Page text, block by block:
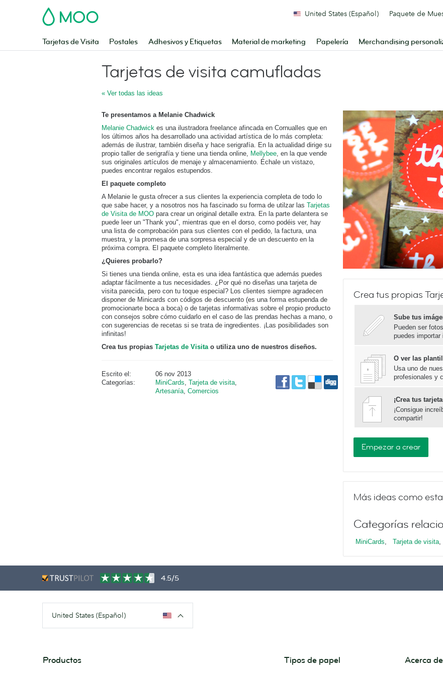
MOO
Tarjetas de Visita Postales Adhesivos y Etiquetas Material de marketing Papelería Merchandising
United States (Español) Paquete de
Tarjetas de visita camufladas
« Ver todas las ideas
Te presentamos a Melanie Chadwick
Melanie Chadwick es una ilustradora freelance afincada en Cornualles que en
los últimos años ha desarrollado una actividad artística de lo más completa:
además de ilustrar, también diseña y hace serigrafía. En la actualidad dirige su
propio taller de serigrafía y tiene una tienda online, Mellybee, en la que vende
sus originales artículos de menaje y almacenamiento. Échale un vistazo,
puedes encontrar regalos estupendos.
El paquete completo
A Melanie le gusta ofrecer a sus clientes la experiencia completa de todo lo
que sabe hacer, y a nosotros nos ha fascinado su forma de utilzar las Tarjetas
de Visita de MOO para crear un original detalle extra. En la parte delantera se
puede leer un "Thank you", mientras que en el dorso, como podéis ver, hay
una lista de comprobación para sus clientes con el pedido, la factura, una
muestra, y la promesa de una sorpresa especial y de un descuento en la
próxima compra. El paquete completo literalmente.
¿Quieres probarlo?
Si tienes una tienda online, esta es una idea fantástica que además puedes
adaptar fácilmente a tus necesidades. ¿Por qué no diseñas una tarjeta de
visita parecida, pero con tu toque especial? Los clientes siempre agradecen
disponer de Minicards con códigos de descuento (es una forma estupenda de
promocionarte boca a boca) o de tarjetas informativas sobre el propio producto
con consejos sobre cómo cuidarlo en el caso de las prendas hechas a mano, o
con sugerencias de recetas si se trata de ingredientes. ¡Las posibilidades son
infinitas!
Crea tus propias Tarjetas de Visitao utiliza uno de nuestros diseños.
Escrito el:
06 nov 2013
Categorías:
MiniCards, Tarjeta de visita,
Artesanía, Comercios
Crea tus propias
Sube tus
Pueden ser
puedes
O ver las
Usa uno de
profesionales y
¡Crea tus
¡Consigue
compartir!
Empezar a crear
Más ideas como esta
Categorías
MiniCards, Tarjeta de visita,
4.5/5
United States (Español)
Productos Tipos de papel Acerca